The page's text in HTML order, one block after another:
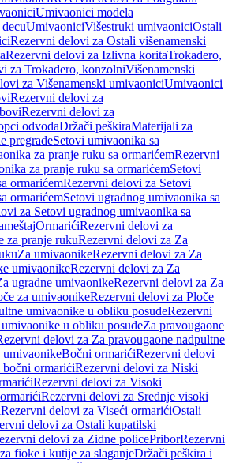
Umivaonici modela
UmivaoniciVišestruki umivaoniciOstali
Rezervni delovi za Ostali višenamenski
Rezervni delovi za Izlivna koritaTrokadero,
za Trokadero, konzolniVišenamenski
za Višenamenski umivaoniciUmivaonici
Rezervni delovi za
Rezervni delovi za
odvodaDržači peškiraMaterijali za
pregradeSetovi umivaonika sa
za pranje ruku sa ormarićemRezervni
za pranje ruku sa ormarićemSetovi
ormarićemRezervni delovi za Setovi
ormarićemSetovi ugradnog umivaonika sa
za Setovi ugradnog umivaonika sa
OrmarićiRezervni delovi za
za pranje rukuRezervni delovi za Za
Za umivaonikeRezervni delovi za Za
umivaonikeRezervni delovi za Za
ugradne umivaonikeRezervni delovi za Za
za umivaonikeRezervni delovi za Ploče
umivaonike u obliku posudeRezervni
u obliku posudeZa pravougaone
delovi za Za pravougaone nadpultne
umivaonikeBočni ormarićiRezervni delovi
ormarićiRezervni delovi za Niski
Rezervni delovi za Visoki
Rezervni delovi za Srednje visoki
Rezervni delovi za Viseći ormarićiOstali
delovi za Ostali kupatilski
delovi za Zidne policePriborRezervni
fioke i kutije za slaganjeDržači peškira i